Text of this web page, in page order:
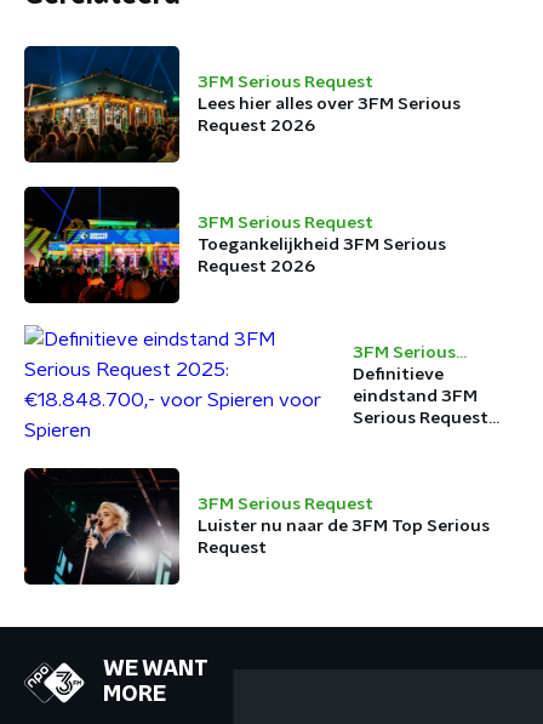
3FM Serious Request
Lees hier alles over 3FM Serious
Request 2026
3FM Serious Request
Toegankelijkheid 3FM Serious
Request 2026
3FM Serious
Request
Definitieve
eindstand 3FM
Serious Request
Spieren
3FM Serious Request
Luister nu naar de 3FM Top Serious
Request
WE WANT
MORE